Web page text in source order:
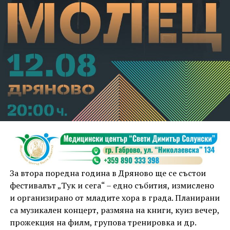
За втора поредна година в Дряново ще се състои
фестивалът „Тук и сега“ – едно събития, измислено
и организирано от младите хора в града. Планирани
са музикален концерт, размяна на книги, куиз вечер,
прожекция на филм, групова тренировка и др.